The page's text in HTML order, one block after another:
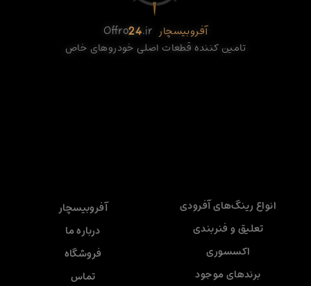
آفروبیسچار Offro24.ir
تامین کننده قطعات اصلی خودروهای خاص
انواع رینگ‌های آفرودی
تعلیق و فنربندی
اکسسوری
برندهای موجود
آفروبیسچار
درباره ما
فروشگاه
تماس